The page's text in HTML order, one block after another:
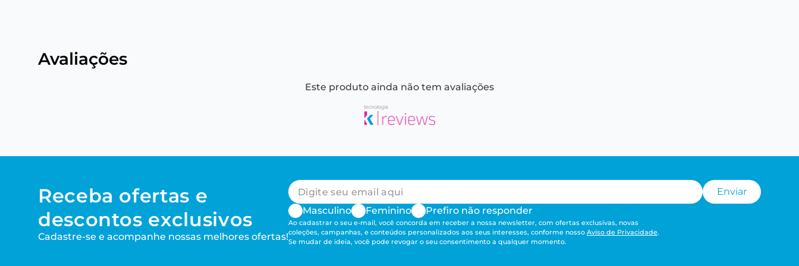
Avaliações
Este produto ainda não tem avaliações
Receba ofertas e
descontos exclusivos
Cadastre-se e acompanhe nossas melhores ofertas!
Enviar
Masculino
Feminino Prefiro não responder
Ao cadastrar o seu e-mail, você concorda em receber a nossa newsletter, com ofertas exclusivas, novas
coleções, campanhas, e conteúdos personalizados aos seus interesses, conforme nosso Aviso de Privacidade.
Se mudar de ideia, você pode revogar o seu consentimento a qualquer momento.